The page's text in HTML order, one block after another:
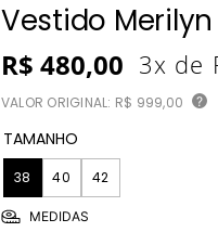
Vestido
R$ 480,00 3x de
VALOR ORIGINAL: R$ 999,00 ?
TAMANHO
38 40 42
MEDIDAS